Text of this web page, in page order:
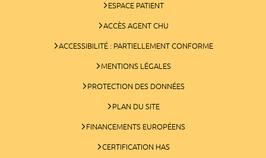
ESPACE PATIENT
ACCÈS AGENT CHU
ACCESSIBILITÉ : PARTIELLEMENT CONFORME
MENTIONS LÉGALES
PROTECTION DES DONNÉES
PLAN DU SITE
FINANCEMENTS EUROPÉENS
CERTIFICATION HAS